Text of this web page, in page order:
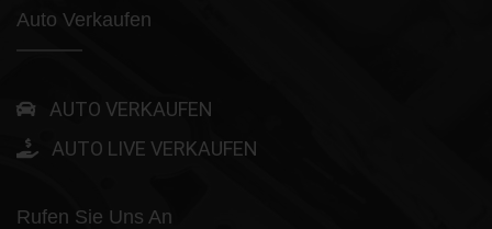
Auto Verkaufen
AUTO VERKAUFEN
AUTO LIVE VERKAUFEN
Rufen Sie Uns An